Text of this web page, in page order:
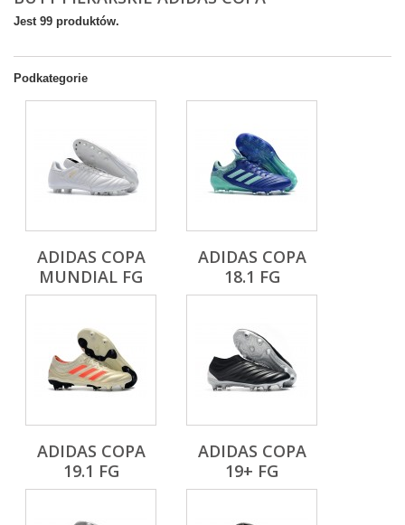
Jest 99 produktów.
Podkategorie
ADIDAS COPA
MUNDIAL FG
ADIDAS COPA
18.1 FG
ADIDAS COPA
19.1 FG
ADIDAS COPA
19+ FG